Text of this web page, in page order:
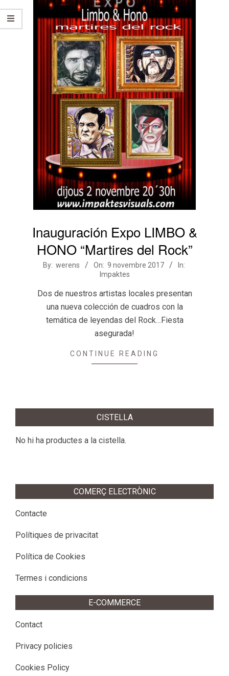
Inauguración Expo LIMBO &
HONO “Martires del Rock”
2017-
09
By: werens On: 9 novembre 2017
In:
Impaktes
Dos de nuestros artistas locales presentan
una nueva colección de cuadros con la
temática de leyendas del Rock…Fiesta
asegurada!
CONTINUE READING
CISTELLA
No hi ha productes a la cistella.
COMERÇ ELECTRÒNIC
Contacte
Polítiques de privacitat
Política de Cookies
Termes i condicions
E-COMMERCE
Contact
Privacy policies
Cookies Policy